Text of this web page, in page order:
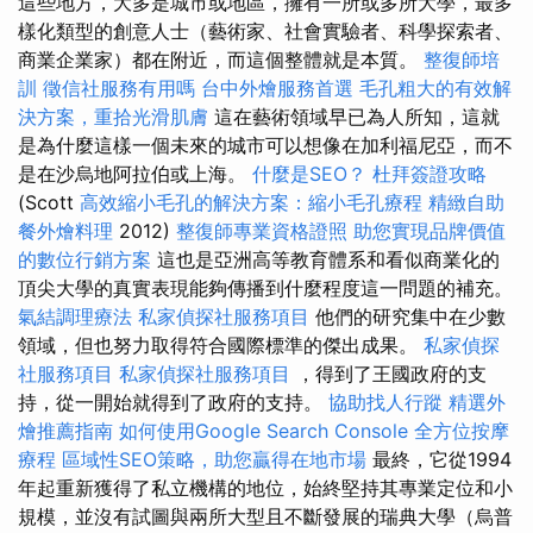
樣化類型的創意人士（藝術家、社會實驗者、科學探索者、
商業企業家）都在附近，而這個整體就是本質。 整復師培
訓 徵信社服務有用嗎 台中外燴服務首選 毛孔粗大的有效解
決方案，重拾光滑肌膚 這在藝術領域早已為人所知，這就
是為什麼這樣一個未來的城市可以想像在加利福尼亞，而不
是在沙烏地阿拉伯或上海。 什麼是SEO？ 杜拜簽證攻略
(Scott 高效縮小毛孔的解決方案：縮小毛孔療程 精緻自助
餐外燴料理 2012) 整復師專業資格證照 助您實現品牌價值
的數位行銷方案 這也是亞洲高等教育體系和看似商業化的
頂尖大學的真實表現能夠傳播到什麼程度這一問題的補充。
氣結調理療法 私家偵探社服務項目 他們的研究集中在少數
領域，但也努力取得符合國際標準的傑出成果。 私家偵探
社服務項目 私家偵探社服務項目
，得到了王國政府的支
持，從一開始就得到了政府的支持。 協助找人行蹤 精選外
燴推薦指南 如何使用Google Search Console 全方位按摩
療程 區域性SEO策略，助您贏得在地市場 最終，它從1994
年起重新獲得了私立機構的地位，始終堅持其專業定位和小
規模，並沒有試圖與兩所大型且不斷發展的瑞典大學（烏普